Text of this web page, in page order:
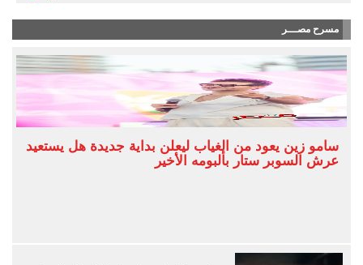
مسرح مصـــر
سامو زين يعود من الغياب ليعلن بداية جديدة هل يستعيد
عرش السوبر ستار بألبومه الأخير